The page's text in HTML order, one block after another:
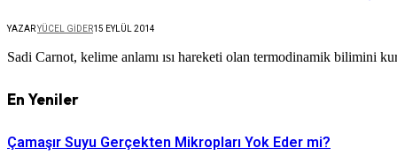
YAZARYÜCEL GIDER15 EYLÜL 2014
Sadi Carnot, kelime anlamı ısı hareketi olan termodinamik bilimini
En Yeniler
Çamaşır Suyu Gerçekten Mikropları Yok Eder mi?